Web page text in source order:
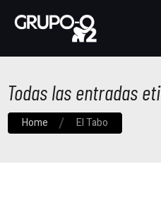
Todas las entradas
Home El Tabo